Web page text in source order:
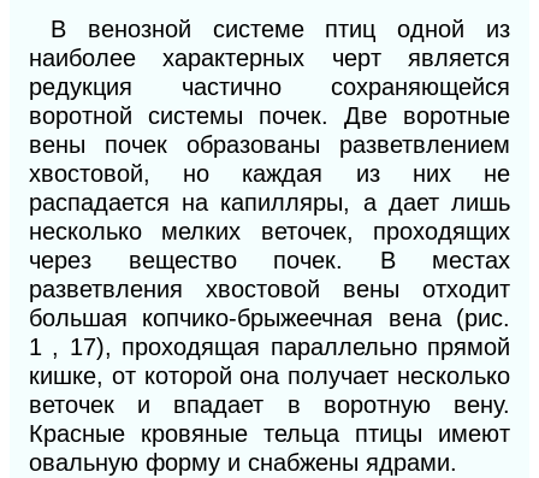
В венозной системе птиц одной из
наиболеехарактерных черт является
редукция частично сохраняющейся
воротной системы почек. Две воротные
вены почек образованы разветвлением
хвостовой, но каждая из них не
распадается на капилляры, а дает лишь
несколько мелких веточек, проходящих
через вещество почек. В местах
разветвления хвостовой вены отходит
большая копчико-брыжеечная вена (рис.
1 , 17), проходящая параллельно прямой
кишке, от которой она получает несколько
веточек и впадает в воротную вену.
Красные кровяные тельца птицы имеют
овальную форму и снабжены ядрами.